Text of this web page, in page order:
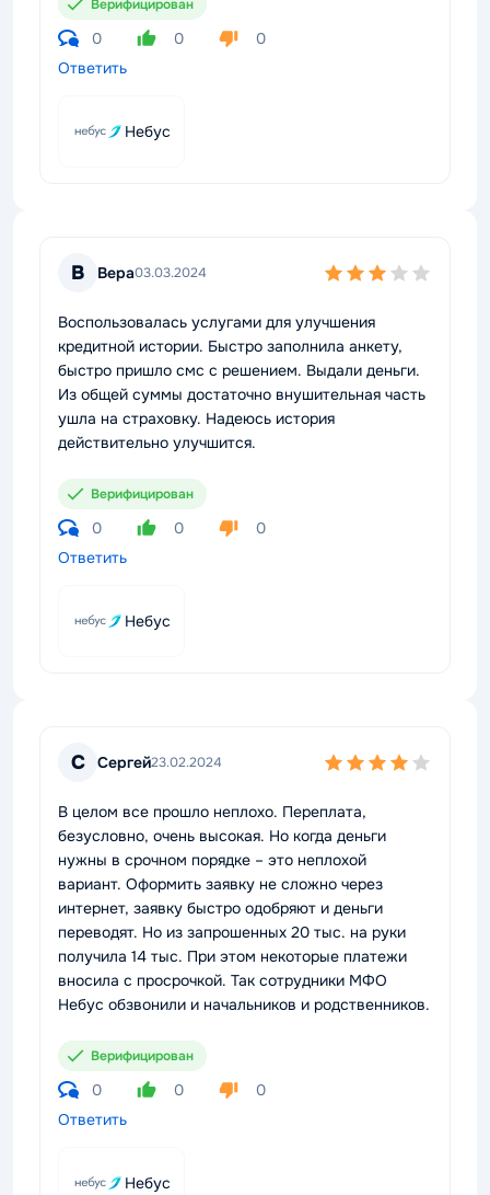
Верифицирован
0 0
0
Ответить
Небус
В Вера03.03.2024
Воспользовалась услугами для улучшения
кредитной истории. Быстро заполнила анкету,
быстро пришло смс с решением. Выдали деньги.
Из общей суммы достаточно внушительная часть
ушла на страховку. Надеюсь история
действительно улучшится.
Верифицирован
0 0
0
Ответить
Небус
С Сергей23.02.2024
В целом все прошло неплохо. Переплата,
безусловно, очень высокая. Но когда деньги
нужны в срочном порядке – это неплохой
вариант. Оформить заявку не сложно через
интернет, заявку быстро одобряют и деньги
переводят. Но из запрошенных 20 тыс. на руки
получила 14 тыс. При этом некоторые платежи
вносила с просрочкой. Так сотрудники МФО
Небус обзвонили и начальников и родственников.
Верифицирован
0 0
0
Ответить
Небус